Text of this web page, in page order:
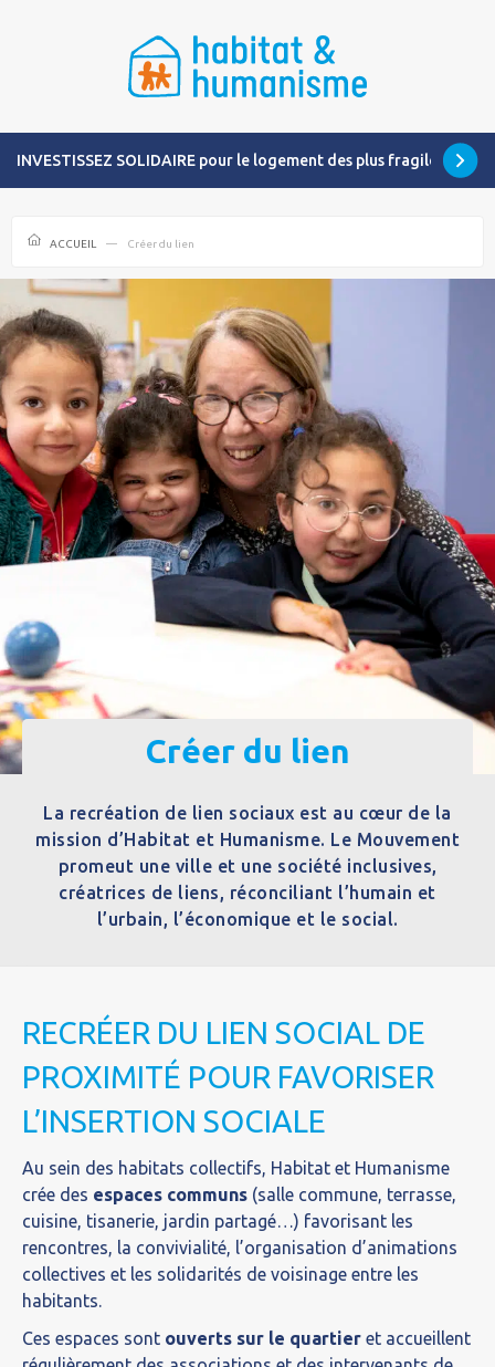
INVESTISSEZ SOLIDAIRE pour le logement des plus fragiles
ACCUEIL Créer du lien
Créer du lien
La recréation de lien sociaux est au cœur de la
mission d’Habitat et Humanisme. Le Mouvement
promeut une ville et une société inclusives,
créatrices de liens, réconciliant l’humain et
l’urbain, l’économique et le social.
RECRÉER DU LIEN SOCIAL DE
PROXIMITÉ POUR FAVORISER
L’INSERTION SOCIALE
Au sein des habitats collectifs, Habitat et Humanisme
crée des espaces communs (salle commune, terrasse,
cuisine, tisanerie, jardin partagé…) favorisant les
rencontres, la convivialité, l’organisation d’animations
collectives et les solidarités de voisinage entre les
habitants.
Ces espaces sont ouverts sur le quartier et accueillent